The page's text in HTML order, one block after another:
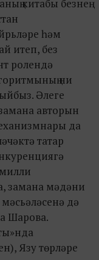
китабы безнең
һәм
итеп, без
ролендә
ни
Әлеге
авторын
да
татар
замана мәдәни
дә
Шарова.
Язу төрләре